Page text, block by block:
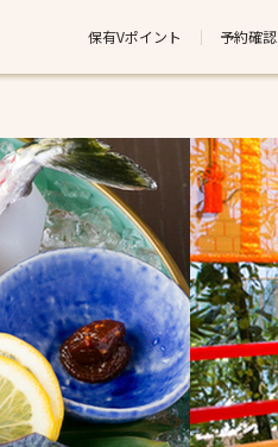
保有Vポイント 予約確認